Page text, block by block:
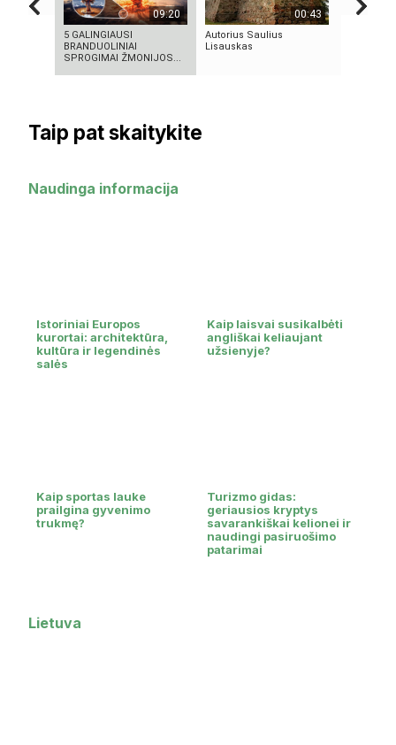
09:20
5 GALINGIAUSI
BRANDUOLINIAI
SPROGIMAI ŽMONIJOS...
00:43
Autorius Saulius
Lisauskas
Taip pat skaitykite
Naudinga informacija
Istoriniai Europos
kurortai: architektūra,
kultūra ir legendinės
salės
Kaip laisvai susikalbėti
angliškai keliaujant
užsienyje?
Kaip sportas lauke
prailgina gyvenimo
trukmę?
Turizmo gidas:
geriausios kryptys
savarankiškai kelionei ir
naudingi pasiruošimo
patarimai
Lietuva